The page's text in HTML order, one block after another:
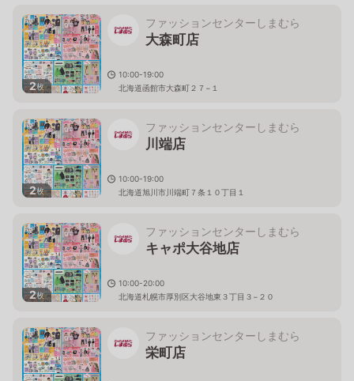
2枚
ファッションセンターしまむら
大森町店
10:00-19:00
北海道函館市大森町２７−１
2枚
ファッションセンターしまむら
川端店
10:00-19:00
北海道旭川市川端町７条１０丁目１
2枚
ファッションセンターしまむら
キャポ大谷地店
10:00-20:00
北海道札幌市厚別区大谷地東３丁目３−２０
ファッションセンターしまむら
栄町店